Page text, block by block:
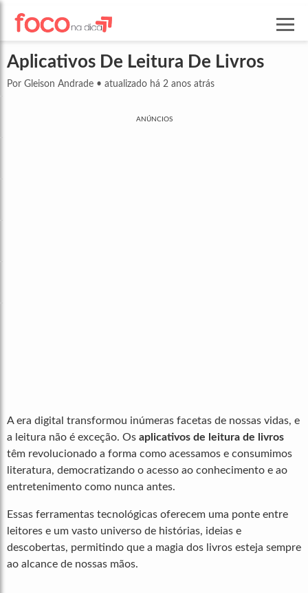
Aplicativos De Leitura De Livros
Por Gleison Andrade • atualizado há 2 anos atrás
ANÚNCIOS
A era digital transformou inúmeras facetas de nossas vidas, e
a leitura não é exceção. Os aplicativos de leitura de livros
têm revolucionado a forma como acessamos e consumimos
literatura, democratizando o acesso ao conhecimento e ao
entretenimento como nunca antes.
Essas ferramentas tecnológicas oferecem uma ponte entre
leitores e um vasto universo de histórias, ideias e
descobertas, permitindo que a magia dos livros esteja sempre
ao alcance de nossas mãos.